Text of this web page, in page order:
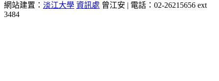
網站建置： 淡江大學 資訊處 曾江安 | 電話：02-26215656 ext
3484